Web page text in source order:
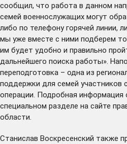
сообщил, что работа в данном
семей военнослужащих могут
либо по телефону горячей линии,
мы уже вместе с ними подберем
им будет удобно и правильно
дальнейшего поиска работы».
переподготовка – одна из
поддержки для семей участников
операции. Подробная информация
специальном разделе на сайте
области.
Станислав Воскресенский также